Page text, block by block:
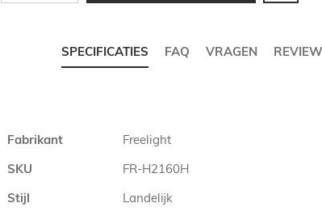
SPECIFICATIES FAQ VRAGEN
Meer
Fabrikant
Freelight
SKU
FR-H2160H
Stijl
Landelijk